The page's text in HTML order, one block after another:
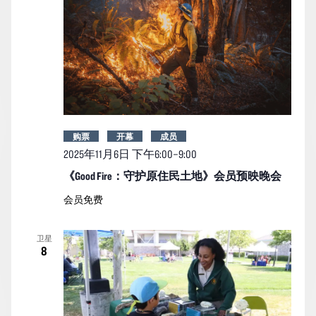
《Good Fire：守护原住民土地》会员预映晚会
2025年11月6日 下午6:00–9:00
购票 开幕 成员
会员免费
卫星
8